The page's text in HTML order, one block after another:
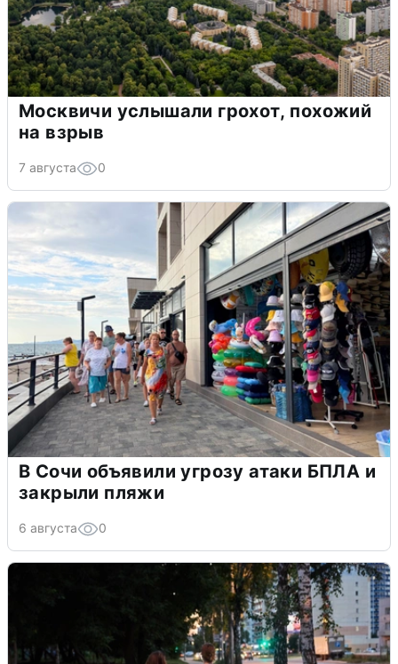
Москвичи услышали грохот, похожий
на взрыв
7 августа 0
В Сочи объявили угрозу атаки БПЛА и
закрыли пляжи
6 августа 0